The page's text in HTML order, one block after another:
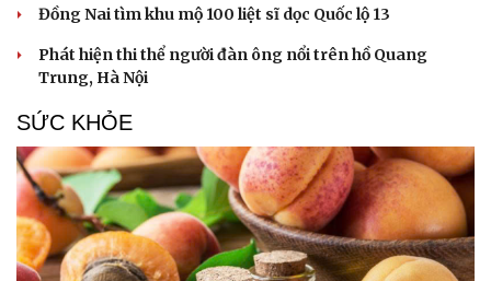
Đồng Nai tìm khu mộ 100 liệt sĩ dọc Quốc lộ 13
Phát hiện thi thể người đàn ông nổi trên hồ Quang
Trung, Hà Nội
SỨC KHỎE